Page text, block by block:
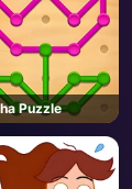
Puzzle